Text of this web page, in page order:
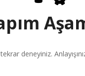
deneyiniz.